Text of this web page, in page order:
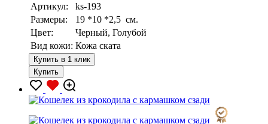
Артикул:
ks-193
Размеры:
19 *10 *2,5 см.
Цвет:
Черный, Голубой
Вид кожи: Кожа ската
Купить в 1 клик
Купить